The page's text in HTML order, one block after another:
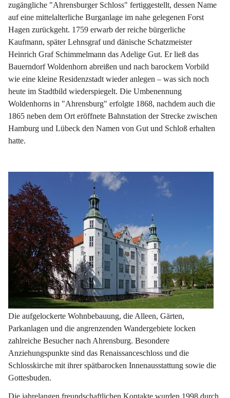
zugängliche "Ahrensburger Schloss" fertiggestellt, dessen Name
auf eine mittelalterliche Burganlage im nahe gelegenen Forst
Hagen zurückgeht. 1759 erwarb der reiche bürgerliche
Kaufmann, später Lehnsgraf und dänische Schatzmeister
Heinrich Graf Schimmelmann das Adelige Gut. Er ließ das
Bauerndorf Woldenhorn abreißen und nach barockem Vorbild
wie eine kleine Residenzstadt wieder anlegen – was sich noch
heute im Stadtbild wiederspiegelt. Die Umbenennung
Woldenhorns in "Ahrensburg" erfolgte 1868, nachdem auch die
1865 neben dem Ort eröffnete Bahnstation der Strecke zwischen
Hamburg und Lübeck den Namen von Gut und Schloß erhalten
hatte.
Die aufgelockerte Wohnbebauung, die Alleen, Gärten,
Parkanlagen und die angrenzenden Wandergebiete locken
zahlreiche Besucher nach Ahrensburg. Besondere
Anziehungspunkte sind das Renaissanceschloss und die
Schlosskirche mit ihrer spätbarocken Innenausstattung sowie die
Gottesbuden.
Die jahrelangen freundschaftlichen Kontakte wurden 1998 durch